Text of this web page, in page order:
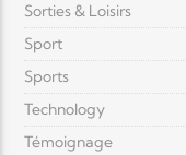
Sorties & Loisirs
Sport
Sports
Technology
Témoignage